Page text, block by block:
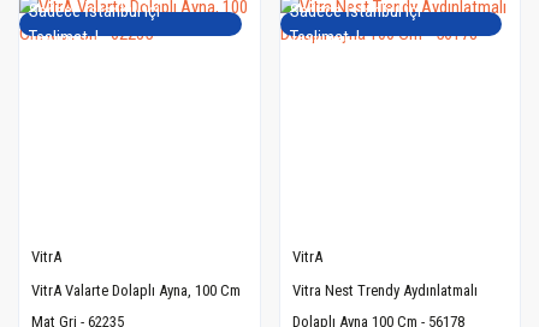
Sadece İstanbul içi
Teslimat..!
VitrA
VitrA Valarte Dolaplı Ayna, 100 Cm
Mat Gri - 62235
Sadece İstanbul içi
Teslimat..!
VitrA
Vitra Nest Trendy Aydınlatmalı
Dolaplı Ayna 100 Cm - 56178